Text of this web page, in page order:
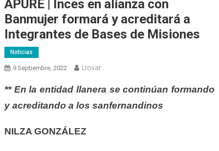
APURE | Inces en alianza con
Banmujer formará y acreditará a
Integrantes de Bases de Misiones
Noticias
9 Septiembre, 2022 Ltovar
** En la entidad llanera se continúan formando
y acreditando a los sanfernandinos
NILZA GONZÁLEZ